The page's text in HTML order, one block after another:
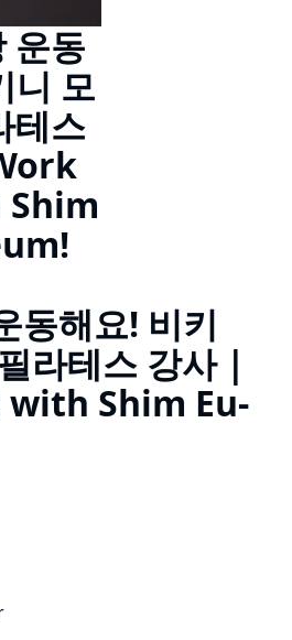
운동
니 모
테스
동해요! 비키
라테스 강사 |
Shim Eu-